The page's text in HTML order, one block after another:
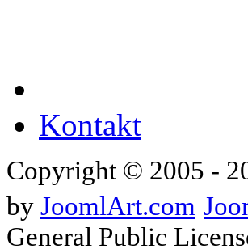
Kontakt
Copyright © 2005 -
by JoomlArt.com
General Public